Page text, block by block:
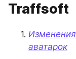
Traffsoft
аватарок